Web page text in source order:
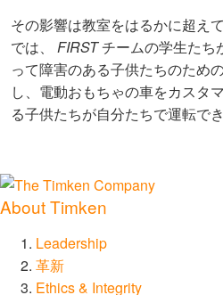
その影響は教室をはるかに超え
では、
FIRSTチームの学生たち
って障害のある子供たちのため
し、電動おもちゃの車をカスタ
る子供たちが自分たちで運転で
About Timken
Leadership
革新
Ethics & Integrity